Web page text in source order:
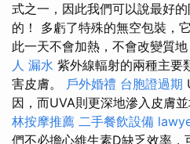
式之一，因此我們可以說最好
的！ 多虧了特殊的無空包裝，
此一天不會加熱，不會改變質
人 漏水 紫外線輻射的兩種主要
害皮膚。 戶外婚禮 台胞證過期
因，而UVA則更深地滲入皮膚
林按摩推薦 二手餐飲設備
們不必擔心維生素D缺乏效率